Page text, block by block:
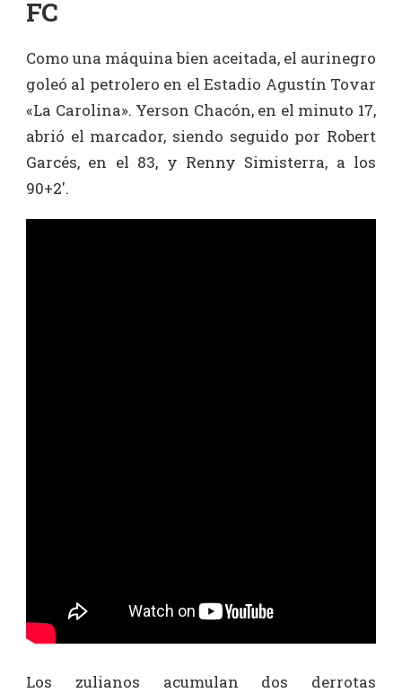
FC
Como una máquina bien aceitada, el aurinegro
goleó al petrolero en el Estadio Agustín Tovar
«La Carolina». Yerson Chacón, en el minuto 17,
abrió el marcador, siendo seguido por Robert
Garcés, en el 83, y Renny Simisterra, a los
90+2′.
Los zulianos acumulan dos derrotas